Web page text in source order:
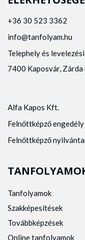
+36 30 523 3362
info@tanfolyam.hu
Telephely és
7400 Kaposvár, Zárda
Alfa Kapos Kft.
Felnőttképző
Felnőttképző
Tanfolyamok
Szakképesítések
Továbbképzések
Online tanfolyamok